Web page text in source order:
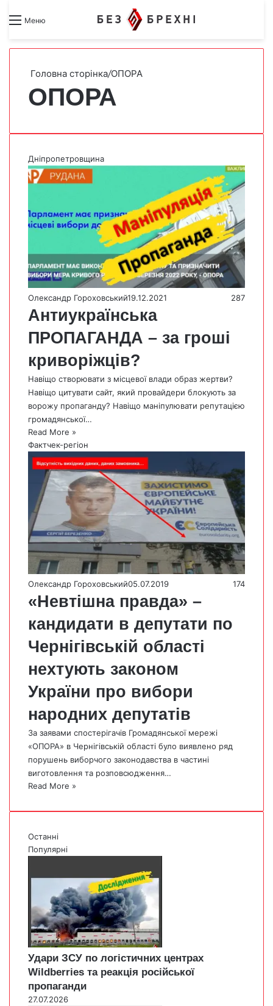
Меню Search forSwitch skin
Головна сторінка/ОПОРА
ОПОРА
Дніпропетровщина
Олександр Гороховський19.12.2021 287
Антиукраїнська
ПРОПАГАНДА – за гроші
криворіжців?
Навіщо створювати з місцевої влади образ жертви?
Навіщо цитувати сайт, який провайдери блокують за
ворожу пропаганду? Навіщо маніпулювати репутацією
громадянської…
Read More »
Фактчек-регіон
Олександр Гороховський05.07.2019 174
«Невтішна правда» –
кандидати в депутати по
Чернігівській області
нехтують законом
України про вибори
народних депутатів
За заявами спостерігачів Громадянської мережі
«ОПОРА» в Чернігівській області було виявлено ряд
порушень виборчого законодавства в частині
виготовлення та розповсюдження…
Read More »
Останні
Популярні
Удари ЗСУ по логістичних центрах
Wildberries та реакція російської
пропаганди
27.07.2026